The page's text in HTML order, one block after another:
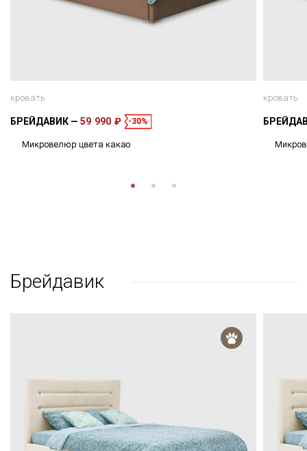
кровать
БРЕЙДАВИК 59 990 ₽ -30%
Микровелюр цвета какао
кровать
Брейдавик